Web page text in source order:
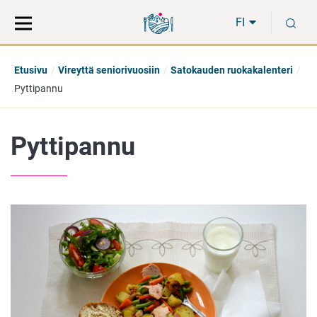
suoraan
sisältöön
koko
sivuston
FI
Etusivu Vireyttä seniorivuosiin
Satokauden ruokakalenteri
Pyttipannu
Pyttipannu